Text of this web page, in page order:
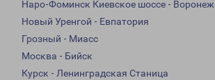
Наро-Фоминск Киевское шоссе - Воронеж
Новый Уренгой - Евпатория
Грозный - Миасс
Москва - Бийск
Курск - Ленинградская Станица